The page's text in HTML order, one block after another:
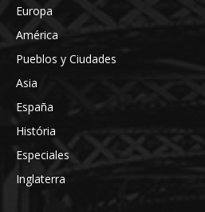
Europa
América
Pueblos y Ciudades
Asia
España
História
Especiales
Inglaterra